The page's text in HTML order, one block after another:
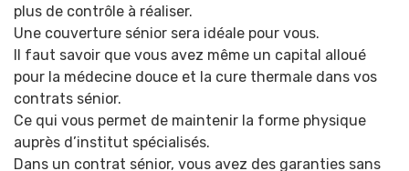
plus de contrôle à réaliser.
Une couverture sénior sera idéale pour vous.
Il faut savoir que vous avez même un capital alloué
pour la médecine douce et la cure thermale dans vos
contrats sénior.
Ce qui vous permet de maintenir la forme physique
auprès d’institut spécialisés.
Dans un contrat sénior, vous avez des garanties sans